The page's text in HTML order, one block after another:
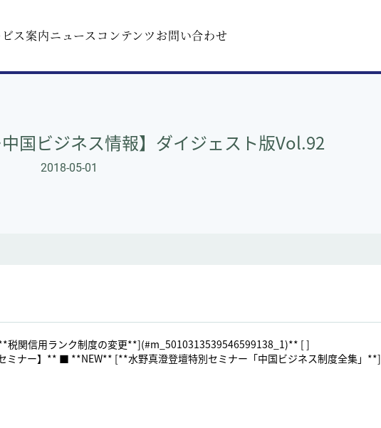
ス案内ニュース コンテンツお問い合わせ
中国ビジネス情報】ダイジェスト版Vol.92
2018-05-01
関信用ランク制度の変更**](#m_5010313539546599138_1)** [ ]
ミナー】** ■ **NEW** [**水野真澄登壇特別セミナー「中国ビジネス制度全集」**]